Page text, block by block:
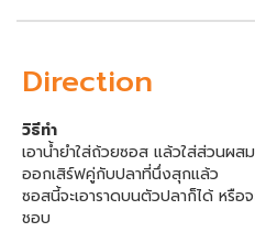
Direction
วิธีทำ
เอาน้ำยำใส่ถ้วยซอส แล้วใส่ส่วนผ
ออกเสิร์ฟคู่กับปลาที่นึ่งสุกแล้ว
ซอสนี้จะเอาราดบนตัวปลาก็ได้ หรือ
ชอบ